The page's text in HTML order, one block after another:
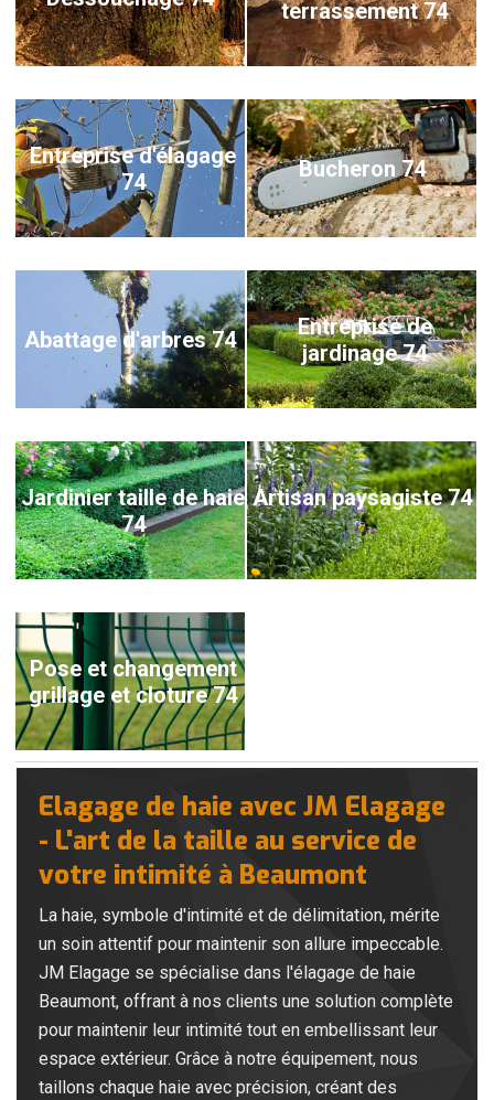
terrassement 74
Entreprise d'élagage
74
Bucheron 74
Abattage d'arbres 74
Entreprise de
jardinage 74
Jardinier taille de haie
74
Artisan paysagiste 74
Pose et changement
grillage et cloture 74
Elagage de haie avec JM Elagage
- L'art de la taille au service de
votre intimité à Beaumont
La haie, symbole d'intimité et de délimitation, mérite
un soin attentif pour maintenir son allure impeccable.
JM Elagage se spécialise dans l'élagage de haie
Beaumont, offrant à nos clients une solution complète
pour maintenir leur intimité tout en embellissant leur
espace extérieur. Grâce à notre équipement, nous
taillons chaque haie avec précision, créant des